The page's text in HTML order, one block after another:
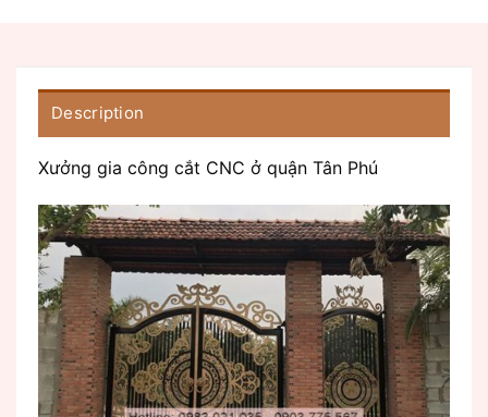
Description
Xưởng gia công cắt CNC ở quận Tân Phú